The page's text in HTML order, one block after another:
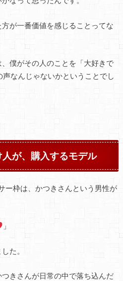
が一番価値を感じることってな
僕がその人のことを「大好きで
声なんじゃないかということでし
が、購入するモデル
ー枠は、かつきさんという男性が
」
た。
きさんが日常の中で落ち込んだ